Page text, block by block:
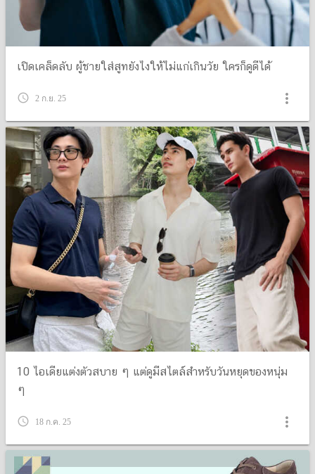
เปิดเคล็ดลับ ผู้ชายใส่สูทยังไงให้ไม่แก่เกินวัย ใครก็ดูดีได้
query_builder 2 ก.ย. 25 more_vert
10 ไอเดียแต่งตัวสบาย ๆ แต่ดูมีสไตล์สำหรับวันหยุดของหนุ่ม
ๆ
query_builder 18 ก.ค. 25 more_vert